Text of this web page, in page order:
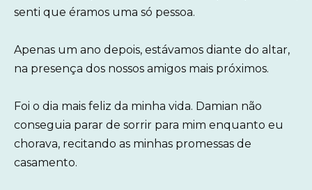
senti que éramos uma só pessoa.
Apenas um ano depois, estávamos diante do altar,
na presença dos nossos amigos mais próximos.
Foi o dia mais feliz da minha vida. Damian não
conseguia parar de sorrir para mim enquanto eu
chorava, recitando as minhas promessas de
casamento.